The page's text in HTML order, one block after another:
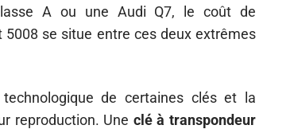
A ou une Audi Q7, le coût de
5008 se situe entre ces deux extrêmes
de certaines clés et la
reproduction. Une clé à transpondeur